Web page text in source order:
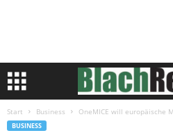
Start Business OneMICE will europäische
BUSINESS